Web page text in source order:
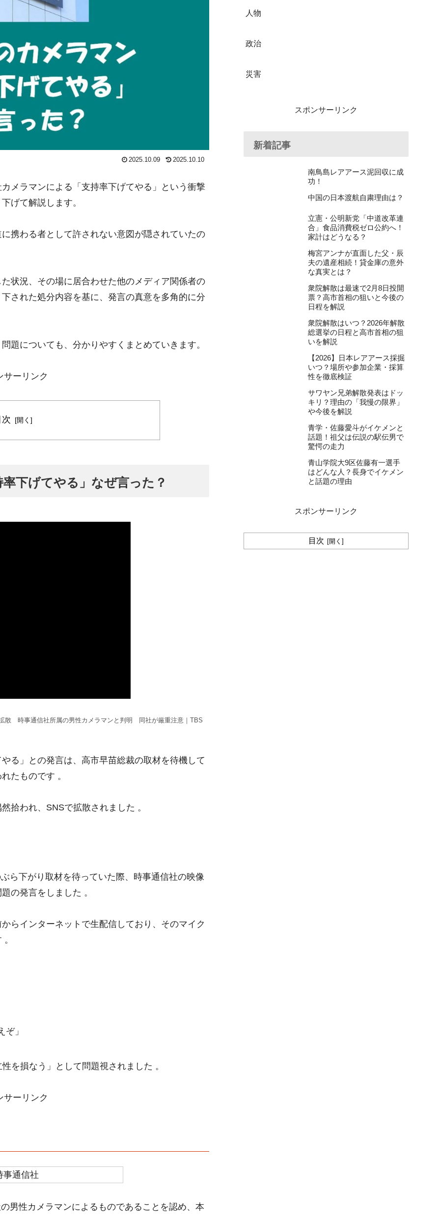
2025.10.09 2025.10.10
メラマンによる「支持率下げてやる」という衝撃
げて解説します。
携わる者として許されない意図が隠されていたの
状況、その場に居合わせた他のメディア関係者の
された処分内容を基に、発言の真意を多角的に分
題についても、分かりやすくまとめていきます。
サーリンク
下げてやる」なぜ言った？
散 時事通信社所属の男性カメラマンと判明 同社が厳重注意｜TBS
る」との発言は、高市早苗総裁の取材を待機して
たものです 。
拾われ、SNSで拡散されました 。
ら下がり取材を待っていた際、時事通信社の映像
の発言をしました 。
らインターネットで生配信しており、そのマイク
」
を損なう」として問題視されました 。
サーリンク
男性カメラマンによるものであることを認め、本
人物
政治
災害
スポンサーリンク
新着記事
南鳥島レアアース泥回収に成
功！
中国の日本渡航自粛理由は？
立憲・公明新党「中道改革連
合」食品消費税ゼロ公約へ！
家計はどうなる？
梅宮アンナが直面した父・辰
夫の遺産相続！貸金庫の意外
な真実とは？
衆院解散は最速で2月8日投開
票？高市首相の狙いと今後の
日程を解説
衆院解散はいつ？2026年解散
総選挙の日程と高市首相の狙
いを解説
【2026】日本レアアース採掘
いつ？場所や参加企業・採算
性を徹底検証
サワヤン兄弟解散発表はドッ
キリ？理由の「我慢の限界」
や今後を解説
青学・佐藤愛斗がイケメンと
話題！祖父は伝説の駅伝男で
驚愕の走力
青山学院大9区佐藤有一選手
はどんな人？長身でイケメン
と話題の理由
スポンサーリンク
目次